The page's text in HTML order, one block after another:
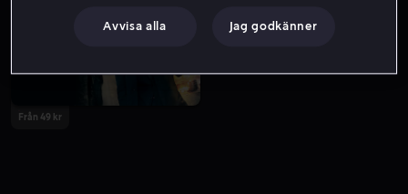
Från 49 kr
Avvisa alla Jag godkänner